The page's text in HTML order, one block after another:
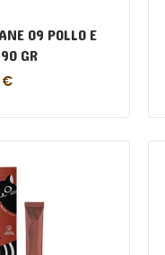
09 POLLO E
GR
€